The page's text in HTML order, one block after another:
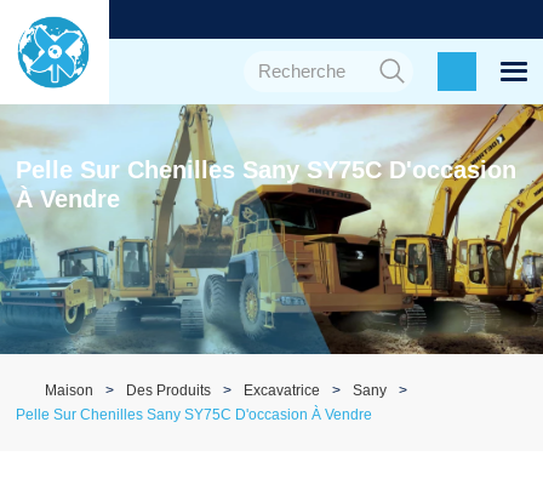
Pelle Sur Chenilles Sany SY75C D'occasion
À Vendre
Maison Des Produits Excavatrice
Sany
Pelle Sur Chenilles Sany SY75C D'occasion À Vendre